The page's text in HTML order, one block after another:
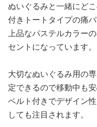
ぬいぐるみと一緒にど
付きトートタイプの痛バ
上品なパステルカラー
セントになっています。
大切なぬいぐるみ用の
定できるので移動中も安
ベルト付きでデザイン
しても注目されます。